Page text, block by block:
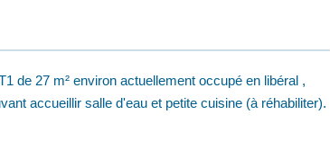
de 27 m² environ actuellement occupé en libéral ,
accueillir salle d'eau et petite cuisine (à réhabiliter).